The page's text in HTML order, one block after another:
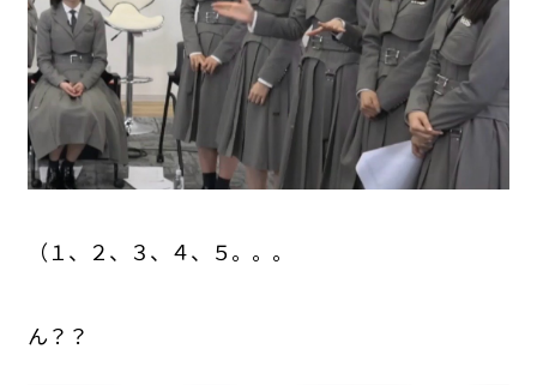
（１、２、３、４、５。。。
ん？？